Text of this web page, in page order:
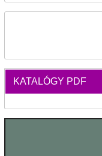
KATALÓGY PDF